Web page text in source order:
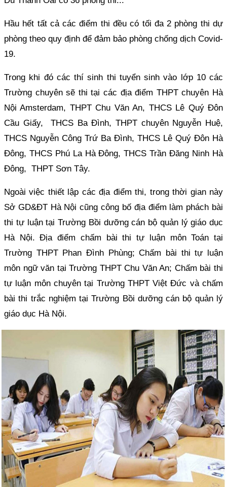
Hầu hết tất cả các điểm thi đều có tối đa 2 phòng thi dự
phòng theo quy định để đảm bảo phòng chống dịch Covid-
19.
Trong khi đó các thí sinh thi tuyển sinh vào lớp 10 các
Trường chuyên sẽ thi tại các địa điểm THPT chuyên Hà
Nội Amsterdam, THPT Chu Văn An, THCS Lê Quý Đôn
Cầu Giấy, THCS Ba Đình, THPT chuyên Nguyễn Huệ,
THCS Nguyễn Công Trứ Ba Đình, THCS Lê Quý Đôn Hà
Đông, THCS Phú La Hà Đông, THCS Trần Đăng Ninh Hà
Đông, THPT Sơn Tây.
Ngoài việc thiết lập các địa điểm thi, trong thời gian này
Sở GD&ĐT Hà Nội cũng công bố địa điểm làm phách bài
thi tự luận tại Trường Bồi dưỡng cán bộ quản lý giáo dục
Hà Nội. Địa điểm chấm bài thi tự luận môn Toán tại
Trường THPT Phan Đình Phùng; Chấm bài thi tự luận
môn ngữ văn tại Trường THPT Chu Văn An; Chấm bài thi
tự luận môn chuyên tại Trường THPT Việt Đức và chấm
bài thi trắc nghiệm tại Trường Bồi dưỡng cán bộ quản lý
giáo dục Hà Nội.